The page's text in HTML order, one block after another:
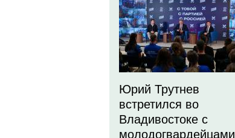
Юрий Трутнев
встретился во
Владивостоке с
молодогвардейцами